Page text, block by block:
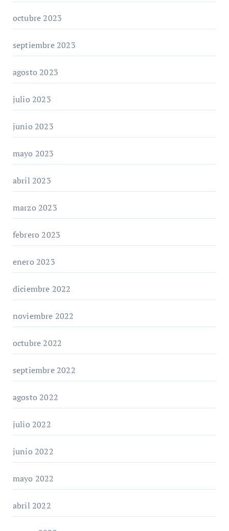
octubre 2023
septiembre 2023
agosto 2023
julio 2023
junio 2023
mayo 2023
abril 2023
marzo 2023
febrero 2023
enero 2023
diciembre 2022
noviembre 2022
octubre 2022
septiembre 2022
agosto 2022
julio 2022
junio 2022
mayo 2022
abril 2022